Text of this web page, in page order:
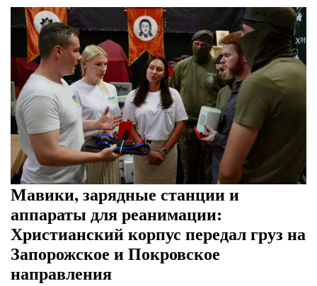
Мавики, зарядные станции и
аппараты для реанимации:
Христианский корпус передал груз на
Запорожское и Покровское
направления